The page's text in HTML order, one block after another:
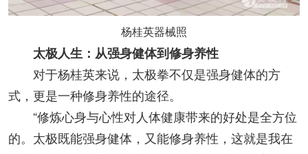
杨桂英器械照
太极人生：从强身健体到修身养性
对于杨桂英来说，太极拳不仅是强身健体的方
式，更是一种修身养性的途径。
“修炼心身与心性对人体健康带来的好处是全方位
的。太极既能强身健体，又能修身养性，这就是我在